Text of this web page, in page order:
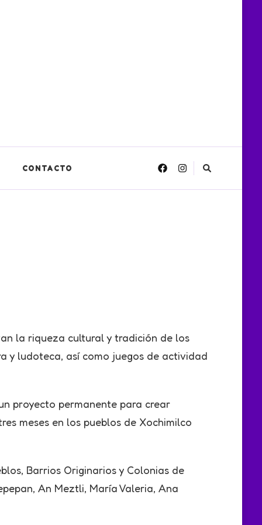
CONTACTO
la riqueza cultural y tradición de los
y ludoteca, así como juegos de actividad
proyecto permanente para crear
meses en los pueblos de Xochimilco
Barrios Originarios y Colonias de
An Meztli, María Valeria, Ana